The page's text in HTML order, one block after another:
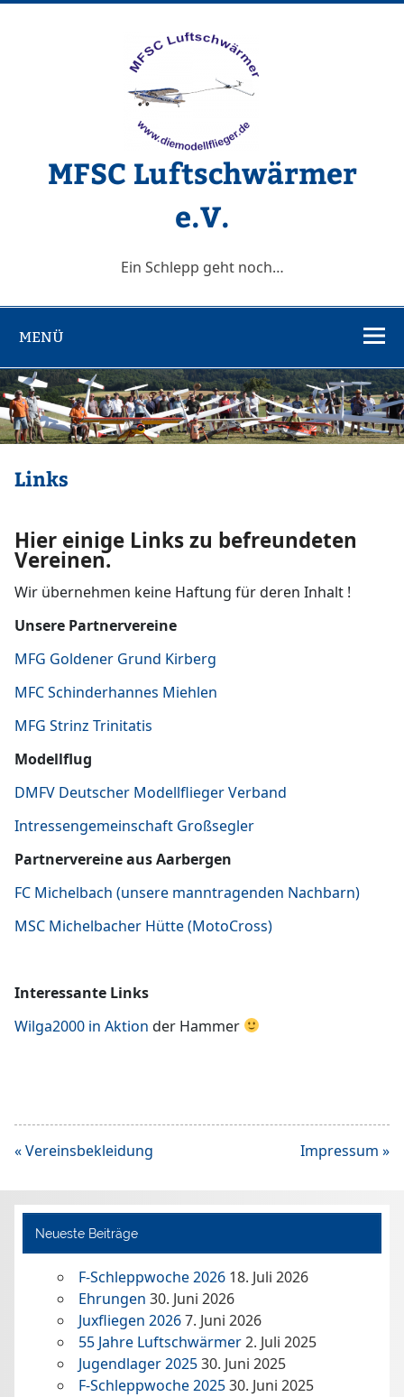
Zum
MFSC Luftschwärmer
e.V.
Ein Schlepp geht noch…
MENÜ
Links
Hier einige Links zu befreundeten
Vereinen.
Wir übernehmen keine Haftung für deren Inhalt !
Unsere Partnervereine
MFG Goldener Grund Kirberg
MFC Schinderhannes Miehlen
MFG Strinz Trinitatis
Modellflug
DMFV Deutscher Modellflieger Verband
Intressengemeinschaft Großsegler
Partnervereine aus Aarbergen
FC Michelbach (unsere manntragenden Nachbarn)
MSC Michelbacher Hütte (MotoCross)
Interessante Links
Wilga2000 in Aktion der Hammer
Beitragsnavigation
« Vereinsbekleidung Impressum »
Neueste Beiträge
F-Schleppwoche 2026 18. Juli 2026
Ehrungen 30. Juni 2026
Juxfliegen 20267. Juni 2026
55 Jahre Luftschwärmer2. Juli 2025
Jugendlager 202530. Juni 2025
F-Schleppwoche 202530. Juni 2025